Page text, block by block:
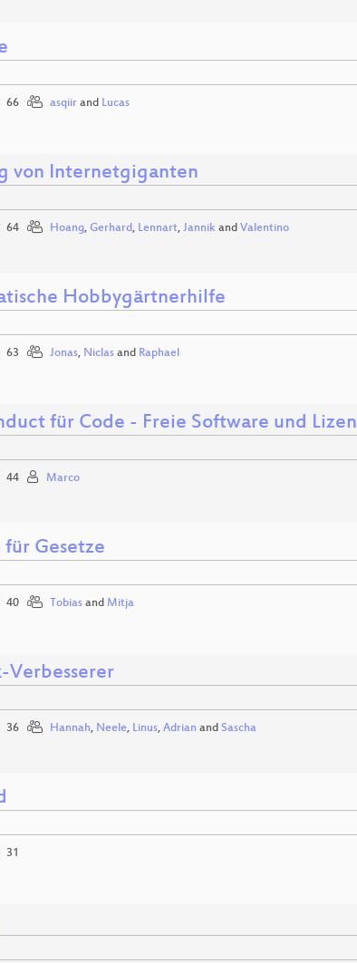
66 asqiir and Lucas
von Internetgiganten
64 Hoang, Gerhard, Lennart, Jannik and Valentino
Hobbygärtnerhilfe
63 Jonas, Niclas and Raphael
für Code - Freie Software und
44 Marco
Gesetze
40 Tobias and Mitja
Verbesserer
36 Hannah, Neele, Linus, Adrian and Sascha
31